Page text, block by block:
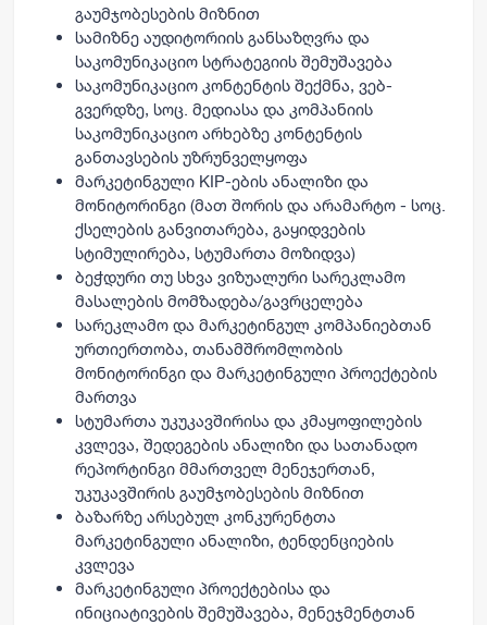
გაუმჯობესების მიზნით
სამიზნე აუდიტორიის განსაზღვრა და
საკომუნიკაციო სტრატეგიის შემუშავება
საკომუნიკაციო კონტენტის შექმნა, ვებ-
გვერდზე, სოც. მედიასა და კომპანიის
საკომუნიკაციო არხებზე კონტენტის
განთავსების უზრუნველყოფა
მარკეტინგული KIP-ების ანალიზი და
მონიტორინგი (მათ შორის და არამარტო - სოც.
ქსელების განვითარება, გაყიდვების
სტიმულირება, სტუმართა მოზიდვა)
ბეჭდური თუ სხვა ვიზუალური სარეკლამო
მასალების მომზადება/გავრცელება
სარეკლამო და მარკეტინგულ კომპანიებთან
ურთიერთობა, თანამშრომლობის
მონიტორინგი და მარკეტინგული პროექტების
მართვა
სტუმართა უკუკავშირისა და კმაყოფილების
კვლევა, შედეგების ანალიზი და სათანადო
რეპორტინგი მმართველ მენეჯერთან,
უკუკავშირის გაუმჯობესების მიზნით
ბაზარზე არსებულ კონკურენტთა
მარკეტინგული ანალიზი, ტენდენციების
კვლევა
მარკეტინგული პროექტებისა და
ინიციატივების შემუშავება, მენეჯმენტთან